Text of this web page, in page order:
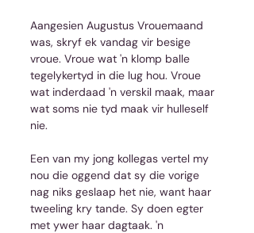
Aangesien Augustus Vrouemaand
was, skryf ek vandag vir besige
vroue. Vroue wat 'n klomp balle
tegelykertyd in die lug hou. Vroue
wat inderdaad 'n verskil maak, maar
wat soms nie tyd maak vir hulleself
nie.
Een van my jong kollegas vertel my
nou die oggend dat sy die vorige
nag niks geslaap het nie, want haar
tweeling kry tande. Sy doen egter
met ywer haar dagtaak. 'n